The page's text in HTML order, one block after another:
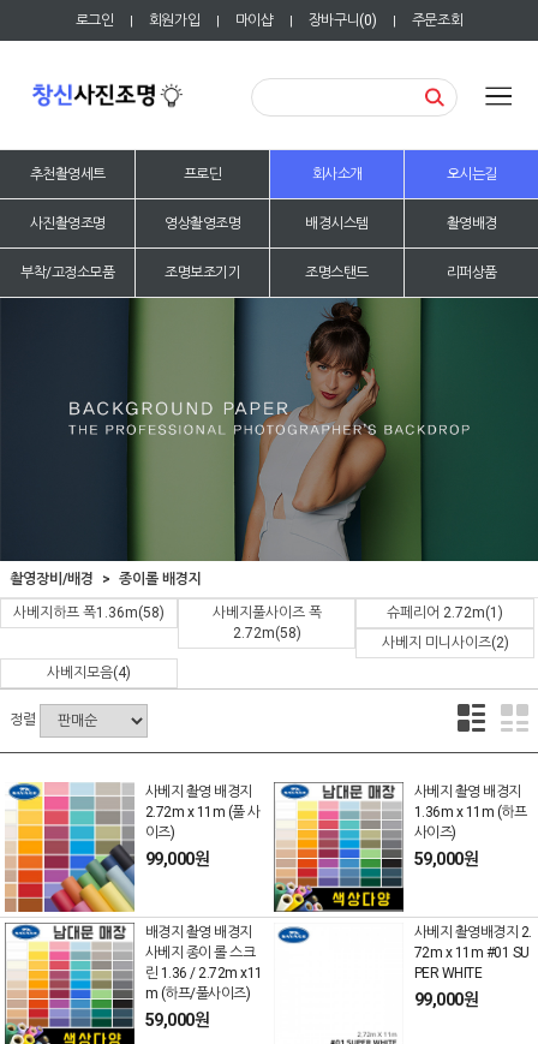
로그인 | 회원가입 | 마이샵 | 장바구니(0) | 주문조회
추천촬영세트 프로딘 회사소개 오시는길
사진촬영조명 영상촬영조명 배경시스템 촬영배경
부착/고정소모품 조명보조기기 조명스탠드 리퍼상품
촬영장비/배경
종이롤 배경지
사베지하프 폭1.36m(58)
사베지풀사이즈 폭
2.72m(58)
슈페리어 2.72m(1)
사베지 미니사이즈(2)
사베지모음(4)
정렬
사베지 촬영 배경지
2.72m x 11m (풀 사
이즈)
99,000원
사베지 촬영 배경지
1.36m x 11m (하프
사이즈)
59,000원
배경지 촬영 배경지
사베지 종이 롤 스크
린 1.36 / 2.72m x11
m (하프/풀사이즈)
59,000원
사베지 촬영배경지 2.
72m x 11m #01 SU
PER WHITE
99,000원